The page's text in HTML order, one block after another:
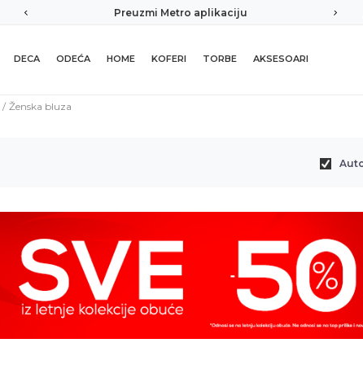
Preuzmi Metro aplikaciju
DECA ODEĆA HOME KOFERI TORBE AKSESOARI
Ženska bluza